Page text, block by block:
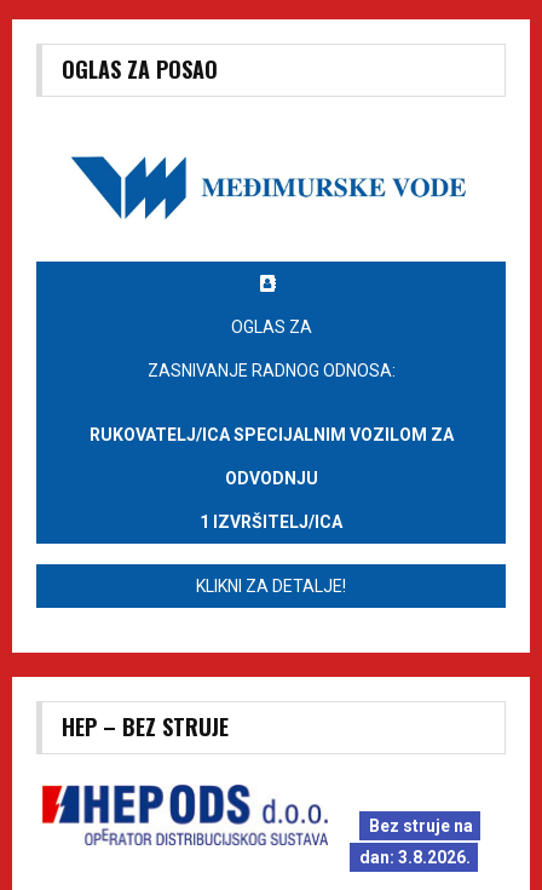
OGLAS ZA POSAO
OGLAS ZA
ZASNIVANJE RADNOG ODNOSA:
RUKOVATELJ/ICA SPECIJALNIM VOZILOM ZA
ODVODNJU
1 IZVRŠITELJ/ICA
KLIKNI ZA DETALJE!
HEP – BEZ STRUJE
Bez struje na
dan: 3.8.2026.